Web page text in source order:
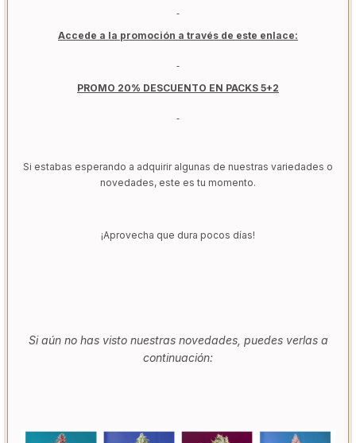
Accede a la promoción a través de este enlace:
PROMO 20% DESCUENTO EN PACKS 5+2
Si estabas esperando a adquirir algunas de nuestras variedades o
novedades, este es tu momento.
¡Aprovecha que dura pocos días!
Si aún no has visto nuestras novedades, puedes verlas a
continuación: